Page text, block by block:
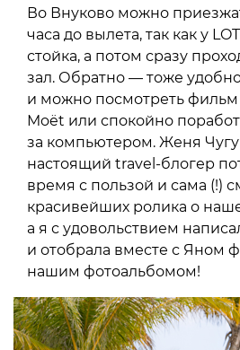
Во Внуково можно
часа до вылета, так как у
стойка, а потом сразу
зал. Обратно — тоже
и можно посмотреть фильм
Moët или спокойно
за компьютером. Женя
настоящий travel-блогер
время с пользой и сама (!)
красивейших ролика о
а я с удовольствием
и отобрала вместе с Яном
нашим фотоальбомом!